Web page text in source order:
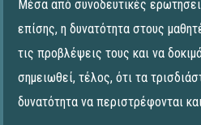
Μέσα από συνοδευτικές
επίσης, η δυνατότητα στους
τις προβλέψεις τους και να
σημειωθεί, τέλος, ότι τα
δυνατότητα να περιστρέφονται